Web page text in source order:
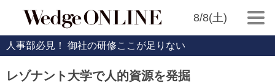
8/8(土)
人事部必見！ 御社の研修ここが足りない
レゾナント大学で人的資源を発掘